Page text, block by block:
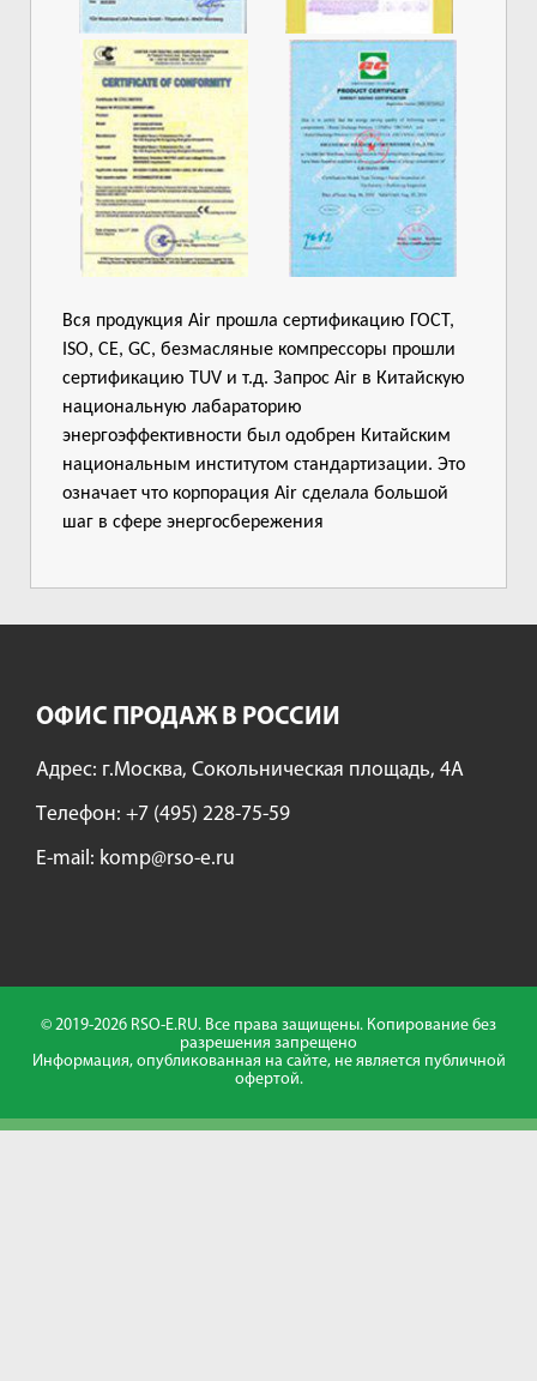
Вся продукция Air прошла сертификацию ГОСТ,
ISO, CE, GC, безмасляные компрессоры прошли
сертификацию TUV и т.д. Запрос Air в Китайскую
национальную лабараторию
энергоэффективности был одобрен Китайским
национальным институтом стандартизации. Это
означает что корпорация Air сделала большой
шаг в сфере энергосбережения
ОФИС ПРОДАЖ В РОССИИ
Адрес: г.Москва, Сокольническая площадь, 4А
Tелефон: +7 (495) 228-75-59
E-mail: komp@rso-e.ru
© 2019-2026 RSO-E.RU. Все права защищены. Копирование без
разрешения запрещено
Информация, опубликованная на сайте, не является публичной
офертой.